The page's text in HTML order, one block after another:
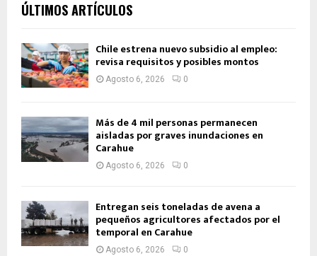
ÚLTIMOS ARTÍCULOS
Chile estrena nuevo subsidio al empleo:
revisa requisitos y posibles montos
Agosto 6, 2026 0
Más de 4 mil personas permanecen
aisladas por graves inundaciones en
Carahue
Agosto 6, 2026 0
Entregan seis toneladas de avena a
pequeños agricultores afectados por el
temporal en Carahue
Agosto 6, 2026 0